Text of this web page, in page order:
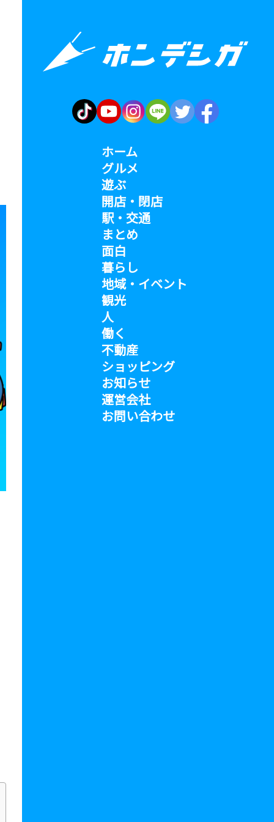
ホーム
グルメ
遊ぶ
開店・閉店
駅・交通
まとめ
面白
暮らし
地域・イベント
観光
人
働く
不動産
ショッピング
お知らせ
運営会社
お問い合わせ